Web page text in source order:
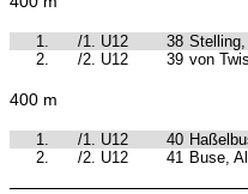
1. /1. U12 38
2.
/2. U12 39 von
400 m
1. /1. U12 40
2.
/2. U12 41 Buse,